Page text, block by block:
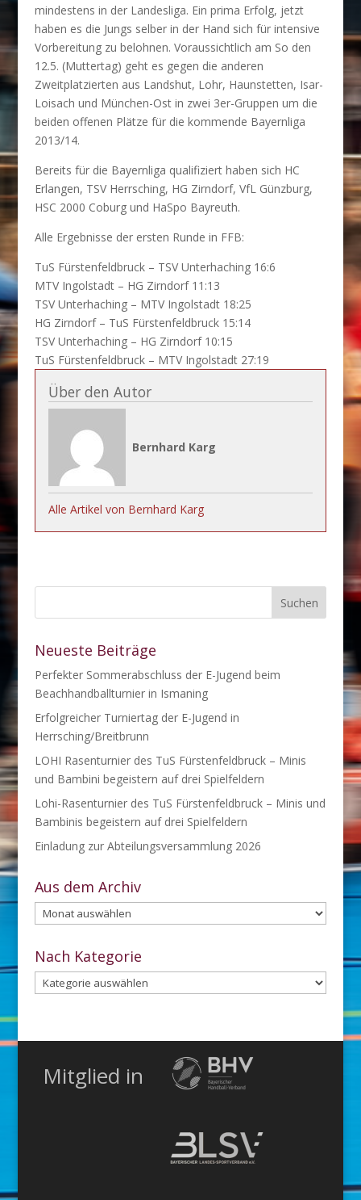
mindestens in der Landesliga. Ein prima Erfolg, jetzt
haben es die Jungs selber in der Hand sich für intensive
Vorbereitung zu belohnen. Voraussichtlich am So den
12.5. (Muttertag) geht es gegen die anderen
Zweitplatzierten aus Landshut, Lohr, Haunstetten, Isar-
Loisach und München-Ost in zwei 3er-Gruppen um die
beiden offenen Plätze für die kommende Bayernliga
2013/14.
Bereits für die Bayernliga qualifiziert haben sich HC
Erlangen, TSV Herrsching, HG Zirndorf, VfL Günzburg,
HSC 2000 Coburg und HaSpo Bayreuth.
Alle Ergebnisse der ersten Runde in FFB:
TuS Fürstenfeldbruck – TSV Unterhaching 16:6
MTV Ingolstadt – HG Zirndorf 11:13
TSV Unterhaching – MTV Ingolstadt 18:25
HG Zirndorf – TuS Fürstenfeldbruck 15:14
TSV Unterhaching – HG Zirndorf 10:15
TuS Fürstenfeldbruck – MTV Ingolstadt 27:19
Über den Autor
Bernhard Karg
Alle Artikel von Bernhard Karg
Neueste Beiträge
Perfekter Sommerabschluss der E-Jugend beim
Beachhandballturnier in Ismaning
Erfolgreicher Turniertag der E-Jugend in
Herrsching/Breitbrunn
LOHI Rasenturnier des TuS Fürstenfeldbruck – Minis
und Bambini begeistern auf drei Spielfeldern
Lohi-Rasenturnier des TuS Fürstenfeldbruck – Minis und
Bambinis begeistern auf drei Spielfeldern
Einladung zur Abteilungsversammlung 2026
Aus dem Archiv
Aus
dem
Archiv
Nach Kategorie
Nach
Kategorie
Mitglied in